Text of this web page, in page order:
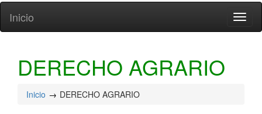
Inicio
DERECHO AGRARIO
Inicio DERECHO AGRARIO